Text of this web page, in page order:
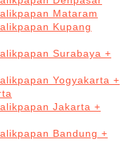
Mataram
Kupang
Surabaya +
Yogyakarta +
Jakarta +
Bandung +